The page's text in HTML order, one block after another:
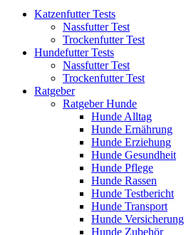
Katzenfutter Tests
Nassfutter Test
Trockenfutter Test
Hundefutter Tests
Nassfutter Test
Trockenfutter Test
Ratgeber
Ratgeber Hunde
Hunde Alltag
Hunde Ernährung
Hunde Erziehung
Hunde Gesundheit
Hunde Pflege
Hunde Rassen
Hunde Testbericht
Hunde Transport
Hunde Versicherung
Hunde Zubehör